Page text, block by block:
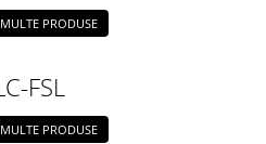
PRODUSE
FSL
PRODUSE